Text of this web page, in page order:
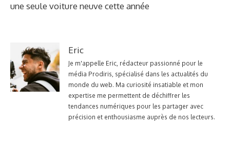
une seule voiture neuve cette année
Eric
Je m'appelle Eric, rédacteur passionné pour le
média Prodiris, spécialisé dans les actualités du
monde du web. Ma curiosité insatiable et mon
expertise me permettent de déchiffrer les
tendances numériques pour les partager avec
précision et enthousiasme auprès de nos lecteurs.